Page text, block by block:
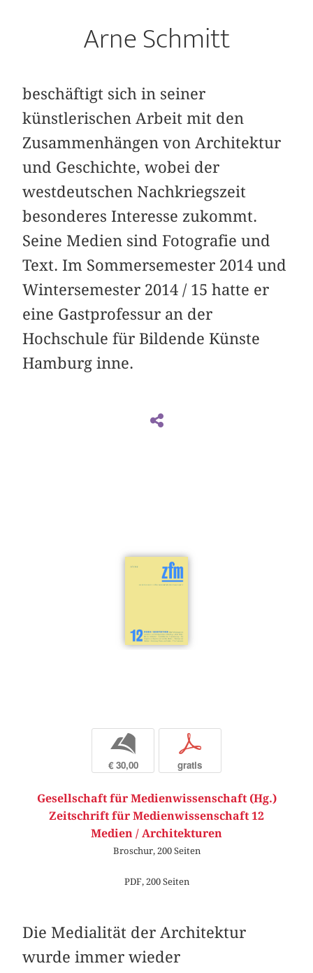
Arne Schmitt
beschäftigt sich in seiner
künstlerischen Arbeit mit den
Zusammenhängen von Architektur
und Geschichte, wobei der
westdeutschen Nachkriegszeit
besonderes Interesse zukommt.
Seine Medien sind Fotografie und
Text. Im Sommersemester 2014 und
Wintersemester 2014 / 15 hatte er
eine Gastprofessur an der
Hochschule für Bildende Künste
Hamburg inne.
b
€ 30,00
p
gratis
Gesellschaft für Medienwissenschaft (Hg.)
Zeitschrift für Medienwissenschaft 12
Medien / Architekturen
Broschur, 200 Seiten
PDF, 200 Seiten
Die Medialität der Architektur
wurde immer wieder